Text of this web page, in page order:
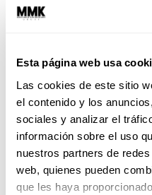
Esta página web usa
Las cookies de este sitio
el contenido y los
sociales y analizar el
información sobre el uso
nuestros partners de
web, quienes pueden
que les haya